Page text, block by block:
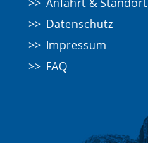
Datenschutz
Impressum
FAQ